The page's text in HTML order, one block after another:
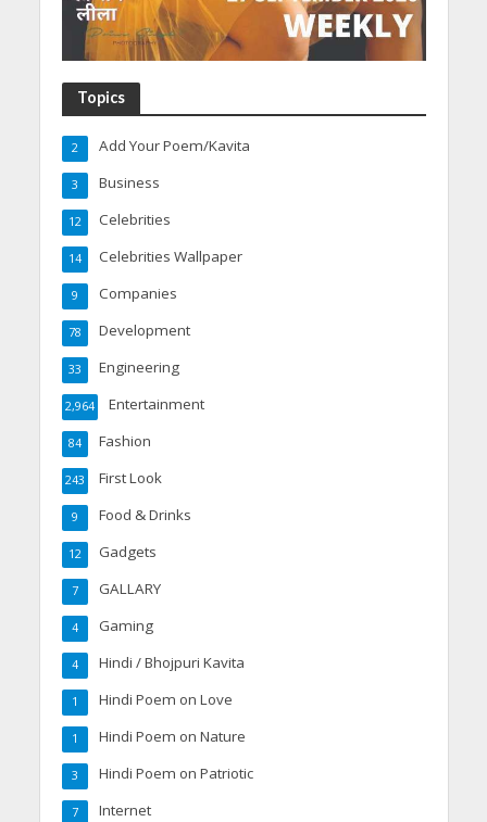
Topics
Add Your Poem/Kavita
2
Business
3
Celebrities
12
Celebrities Wallpaper
14
Companies
9
Development
78
Engineering
33
Entertainment
2,964
Fashion
84
First Look
243
Food & Drinks
9
Gadgets
12
GALLARY
7
Gaming
4
Hindi / Bhojpuri Kavita
4
Hindi Poem on Love
1
Hindi Poem on Nature
1
Hindi Poem on Patriotic
3
Internet
7